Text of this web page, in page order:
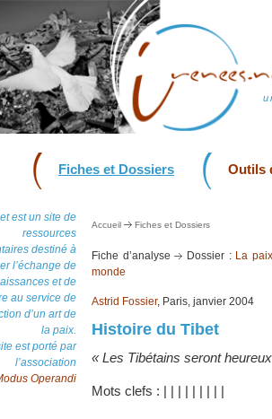
Fiches et Dossiers Outils
est un site de
ressources
destiné à
l’échange de
et de
au service de
d’un art de
la paix.
est porté par
l’association
Operandi
Accueil Fiches et Dossiers
Fiche d’analyse Dossier : La
monde
Astrid Fossier, Paris, janvier 2004
Histoire du Tibet
« Les Tibétains seront
Mots clefs : | | | | | | | | |